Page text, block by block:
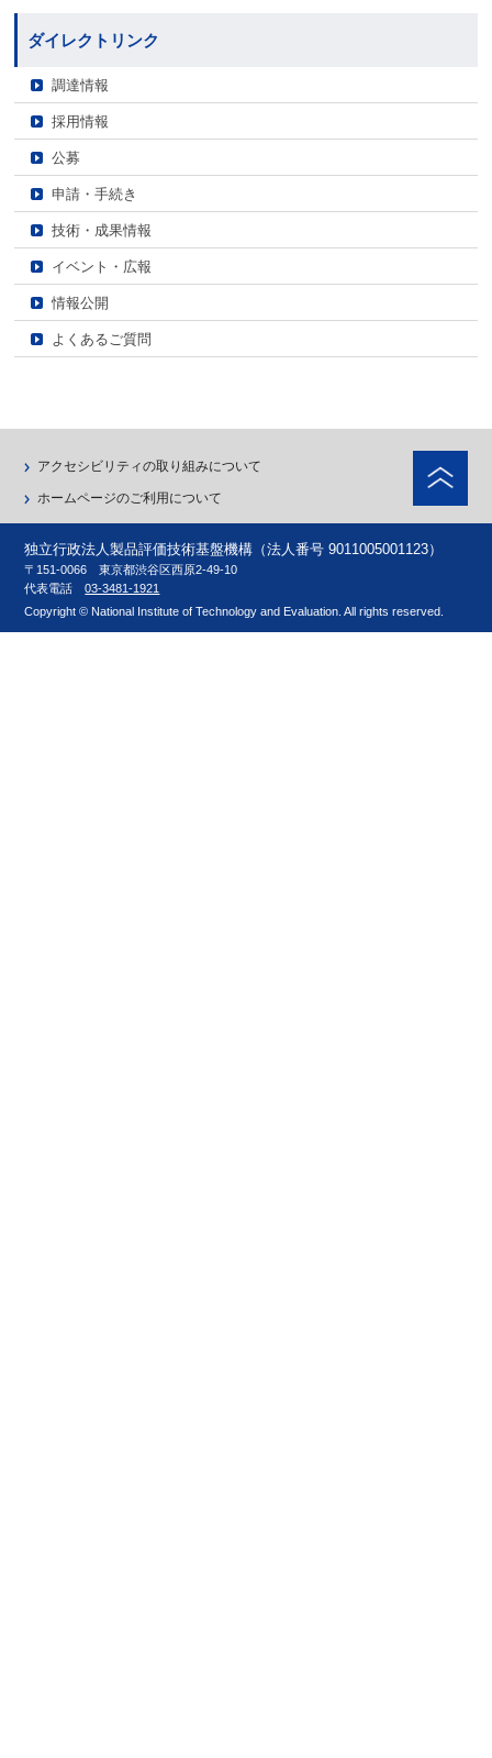
ダイレクトリンク
調達情報
採用情報
公募
申請・手続き
技術・成果情報
イベント・広報
情報公開
よくあるご質問
アクセシビリティの取り組みについて
ホームページのご利用について
独立行政法人製品評価技術基盤機構（法人番号 9011005001123）
〒151-0066 東京都渋谷区西原2-49-10
代表電話03-3481-1921
Copyright © National Institute of Technology and Evaluation. All rights reserved.